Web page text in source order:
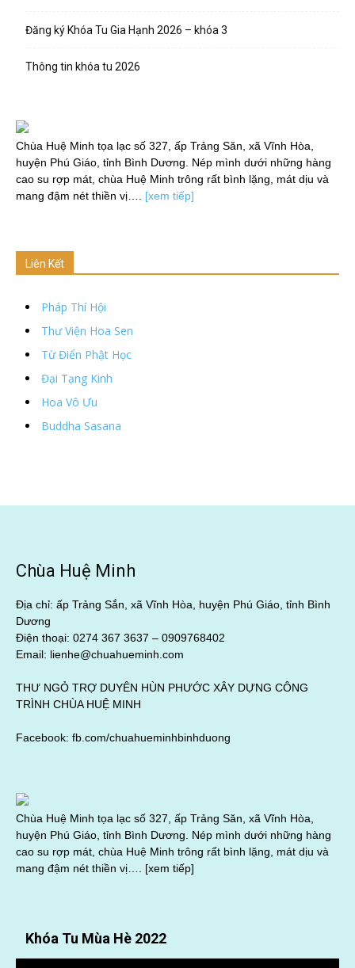
Đăng ký Khóa Tu Gia Hạnh 2026 – khóa 3
Thông tin khóa tu 2026
Chùa Huệ Minh tọa lạc số 327, ấp Trảng Săn, xã Vĩnh Hòa,
huyện Phú Giáo, tỉnh Bình Dương. Nép mình dưới những hàng
cao su rợp mát, chùa Huệ Minh trông rất bình lặng, mát dịu và
mang đậm nét thiền vị…. [xem tiếp]
Liên Kết
Pháp Thí Hội
Thư Viện Hoa Sen
Từ Điển Phật Học
Đại Tạng Kinh
Hoa Vô Ưu
Buddha Sasana
Chùa Huệ Minh
Địa chỉ: ấp Trảng Sắn, xã Vĩnh Hòa, huyện Phú Giáo, tỉnh Bình
Dương
Điện thoại: 0274 367 3637 – 0909768402
Email: lienhe@chuahueminh.com
THƯ NGỎ TRỢ DUYÊN HÙN PHƯỚC XÂY DỰNG CÔNG
TRÌNH CHÙA HUỆ MINH
Facebook: fb.com/chuahueminhbinhduong
Chùa Huệ Minh tọa lạc số 327, ấp Trảng Săn, xã Vĩnh Hòa,
huyện Phú Giáo, tỉnh Bình Dương. Nép mình dưới những hàng
cao su rợp mát, chùa Huệ Minh trông rất bình lặng, mát dịu và
mang đậm nét thiền vị…. [xem tiếp]
Khóa Tu Mùa Hè 2022